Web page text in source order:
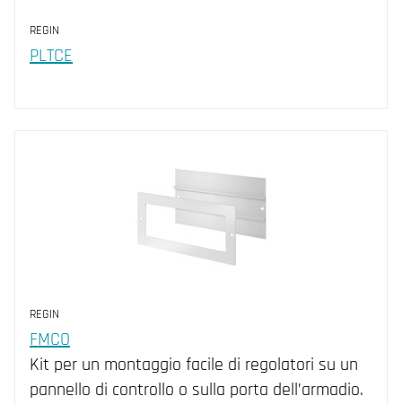
REGIN
PLTCE
REGIN
FMCO
Kit per un montaggio facile di regolatori su un
pannello di controllo o sulla porta dell’armadio.